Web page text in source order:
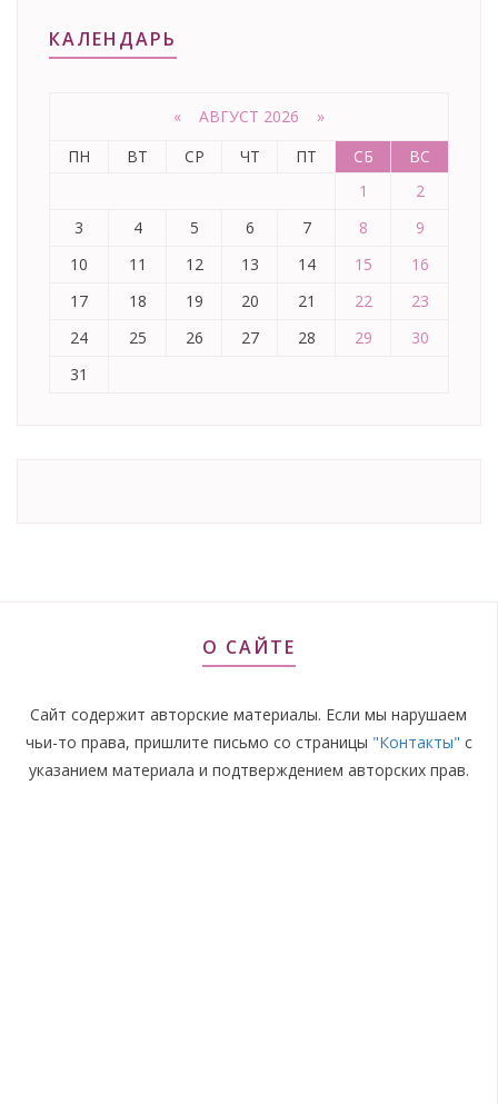
КАЛЕНДАРЬ
« АВГУСТ 2026 »
ПН
ВТ СР ЧТ ПТ СБ
ВС
1
2
3
4 5 6 7 8
9
10
11 12 13 14 15
16
17
18 19 20 21 22
23
24
25 26 27 28 29
30
31
О САЙТЕ
Сайт содержит авторские материалы. Если мы нарушаем
чьи-то права, пришлите письмо со страницы "Контакты" с
указанием материала и подтверждением авторских прав.